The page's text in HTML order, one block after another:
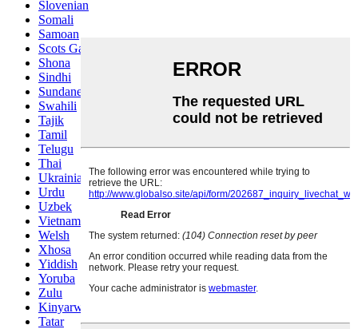
Slovenian
Somali
Samoan
Scots Gaelic
Shona
Sindhi
Sundanese
Swahili
Tajik
Tamil
Telugu
Thai
Ukrainian
Urdu
Uzbek
Vietnamese
Welsh
Xhosa
Yiddish
Yoruba
Zulu
Kinyarwanda
Tatar